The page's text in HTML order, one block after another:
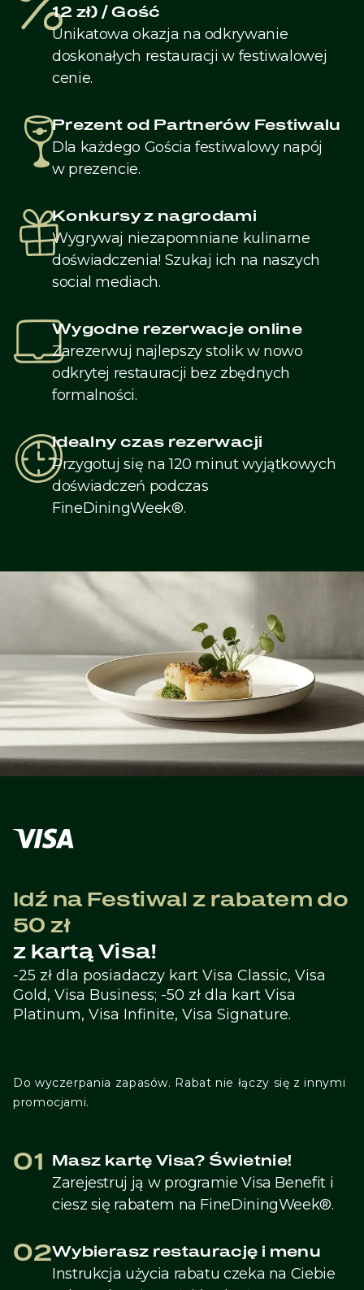
12 zł) / Gość
Unikatowa okazja na odkrywanie
doskonałych restauracji w festiwalowej
cenie.
Prezent od Partnerów Festiwalu
Dla każdego Gościa festiwalowy napój
w prezencie.
Konkursy z nagrodami
Wygrywaj niezapomniane kulinarne
doświadczenia! Szukaj ich na naszych
social mediach.
Wygodne rezerwacje online
Zarezerwuj najlepszy stolik w nowo
odkrytej restauracji bez zbędnych
formalności.
Idealny czas rezerwacji
Przygotuj się na 120 minut wyjątkowych
doświadczeń podczas
FineDiningWeek®.
Idź na Festiwal z rabatem do
50 zł
z kartą Visa!
-25 zł dla posiadaczy kart Visa Classic, Visa
Gold, Visa Business; -50 zł dla kart Visa
Platinum, Visa Infinite, Visa Signature.
Do wyczerpania zapasów. Rabat nie łączy się z innymi
promocjami.
01 Masz kartę Visa? Świetnie!
Zarejestruj ją w programie Visa Benefit i
ciesz się rabatem na FineDiningWeek®.
02Wybierasz restaurację i menu
Instrukcja użycia rabatu czeka na Ciebie